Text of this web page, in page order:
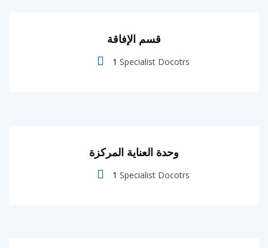
قسم الإفاقة
1 Specialist Docotrs
وحدة العناية المركزة
1 Specialist Docotrs